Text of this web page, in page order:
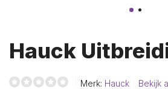
Hauck
Merk: Hauck Bekijk